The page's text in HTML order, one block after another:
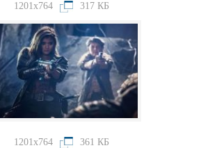
1201x764 317 КБ
1201x764 361 КБ